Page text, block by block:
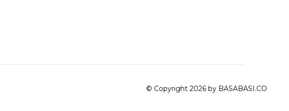
© Copyright 2026 by BASABASI.CO